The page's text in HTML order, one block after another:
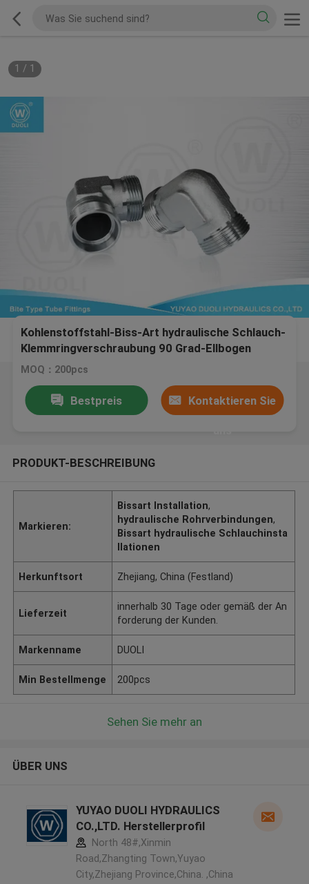
1 / 1
Kohlenstoffstahl-Biss-Art hydraulische Schlauch-
Klemmringverschraubung 90 Grad-Ellbogen
MOQ：200pcs
Bestpreis Kontaktieren Sie
PRODUKT-BESCHREIBUNG
Markieren:
Bissart Installation,
hydraulische Rohrverbindungen,
Bissart hydraulische Schlauchinsta
llationen
Herkunftsort Zhejiang, China (Festland)
Lieferzeit
innerhalb 30 Tage oder gemäß der An
forderung der Kunden.
Markenname DUOLI
Min Bestellmenge 200pcs
Sehen Sie mehr an
ÜBER UNS
YUYAO DUOLI HYDRAULICS
CO.,LTD. Herstellerprofil
North 48#,Xinmin
Road,Zhangting Town,Yuyao
City,Zhejiang Province,China. ,China